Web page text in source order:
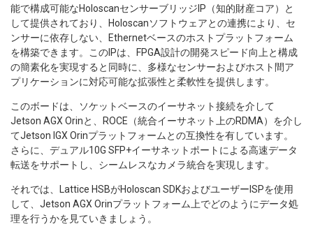
能で構成可能なHoloscanセンサーブリッジIP（知的財産コア）と
して提供されており、Holoscanソフトウェアとの連携により、セ
ンサーに依存しない、Ethernetベースのホストプラットフォーム
を構築できます。このIPは、FPGA設計の開発スピード向上と構成
の簡素化を実現すると同時に、多様なセンサーおよびホスト間ア
プリケーションに対応可能な拡張性と柔軟性を提供します。
このボードは、ソケットベースのイーサネット接続を介して
Jetson AGX Orinと、ROCE（統合イーサネット上のRDMA）を介し
てJetson IGX Orinプラットフォームとの互換性を有しています。
さらに、デュアル10G SFP+イーサネットポートによる高速データ
転送をサポートし、シームレスなカメラ統合を実現します。
それでは、Lattice HSBがHoloscan SDKおよびユーザーISPを使用
して、Jetson AGX Orinプラットフォーム上でどのようにデータ処
理を行うかを見ていきましょう。